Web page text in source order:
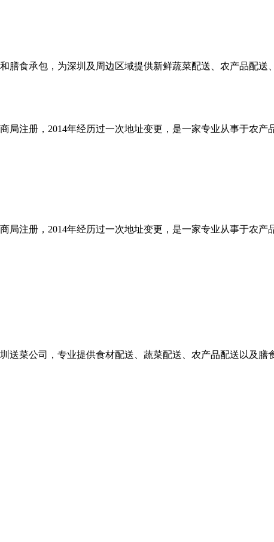
膳食承包，为深圳及周边区域提供新鲜蔬菜配送、农产品配
局注册，2014年经历过一次地址变更，是一家专业从事于农
局注册，2014年经历过一次地址变更，是一家专业从事于农
送菜公司，专业提供食材配送、蔬菜配送、农产品配送以及